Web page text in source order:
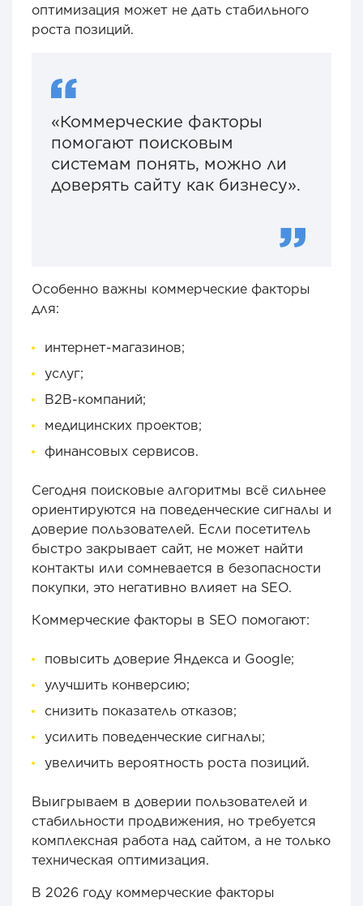
оптимизация может не дать стабильного
роста позиций.
«Коммерческие факторы
помогают поисковым
системам понять, можно ли
доверять сайту как бизнесу».
Особенно важны коммерческие факторы
для:
интернет-магазинов;
услуг;
B2B-компаний;
медицинских проектов;
финансовых сервисов.
Сегодня поисковые алгоритмы всё сильнее
ориентируются на поведенческие сигналы и
доверие пользователей. Если посетитель
быстро закрывает сайт, не может найти
контакты или сомневается в безопасности
покупки, это негативно влияет на SEO.
Коммерческие факторы в SEO помогают:
повысить доверие Яндекса и Google;
улучшить конверсию;
снизить показатель отказов;
усилить поведенческие сигналы;
увеличить вероятность роста позиций.
Выигрываем в доверии пользователей и
стабильности продвижения, но требуется
комплексная работа над сайтом, а не только
техническая оптимизация.
В 2026 году коммерческие факторы